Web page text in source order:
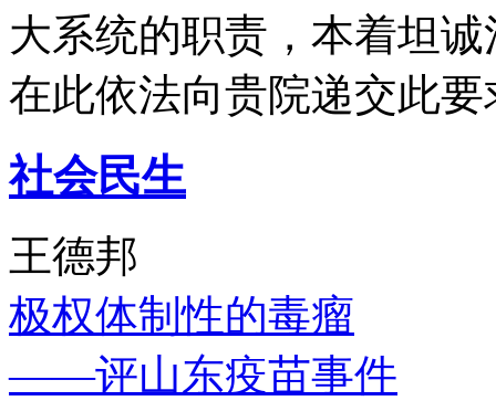
大系统的职责，本着坦
在此依法向贵院递交此要
社会民生
王德邦
极权体制性的毒瘤
——评山东疫苗事件